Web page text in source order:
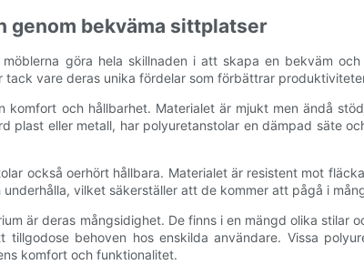
genom bekväma sittplatser
göra hela skillnaden i att skapa en bekväm
tack vare deras unika fördelar som förbättrar
komfort och hållbarhet. Materialet är mjukt men ändå
plast eller metall, har polyuretanstolar en dämpad säte
också oerhört hållbara. Materialet är resistent mot
vilket säkerställer att de kommer att pågå i
är deras mångsidighet. De finns i en mängd olika
behoven hos enskilda användare. Vissa
komfort och funktionalitet.